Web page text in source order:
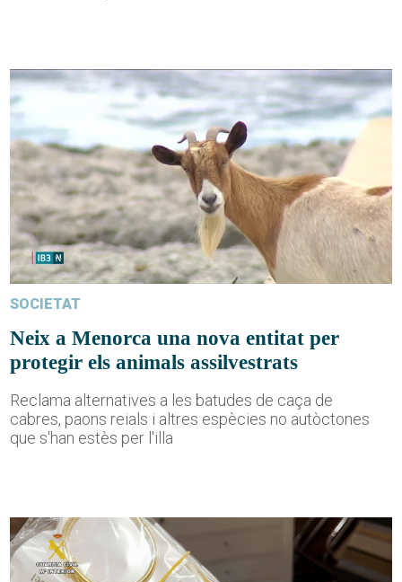
SOCIETAT
Neix a Menorca una nova entitat per
protegir els animals assilvestrats
Reclama alternatives a les batudes de caça de
cabres, paons reials i altres espècies no autòctones
que s'han estès per l'illa